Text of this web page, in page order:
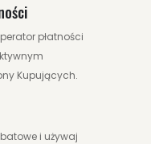
płatności
Kupujących.
i używaj